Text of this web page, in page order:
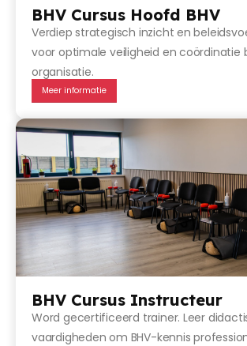
BHV Cursus Hoofd BHV
Verdiep strategisch inzicht en
voor optimale veiligheid en coördinatie
organisatie.
Meer informatie
BHV Cursus Instructeur
Word gecertificeerd trainer. Leer
vaardigheden om BHV-kennis